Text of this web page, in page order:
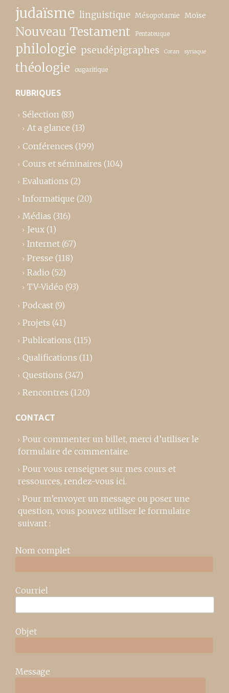
judaïsme linguistique Mésopotamie Moïse
Nouveau Testament Pentateuque
philologie pseudépigraphes Coran syriaque
théologie ougaritique
RUBRIQUES
Sélection (83)
At a glance (13)
Conférences (199)
Cours et séminaires (104)
Evaluations (2)
Informatique (20)
Médias (316)
Jeux (1)
Internet (67)
Presse (118)
Radio (52)
TV-Vidéo (93)
Podcast (9)
Projets (41)
Publications (115)
Qualifications (11)
Questions (347)
Rencontres (120)
CONTACT
Pour commenter un billet, merci d’utiliser le
formulaire de commentaire.
Pour vous renseigner sur mes cours et
ressources, rendez-vous ici.
Pour m’envoyer un message ou poser une
question, vous pouvez utiliser le formulaire
suivant :
Nom complet
Courriel
Objet
Message